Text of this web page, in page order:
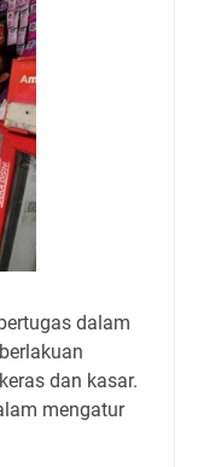
dalam
dan kasar.
mengatur